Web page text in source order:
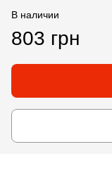
В наличии
803 грн